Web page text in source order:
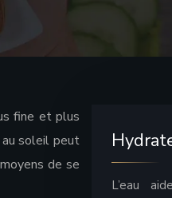
fine et plus
soleil peut
de se
L’eau